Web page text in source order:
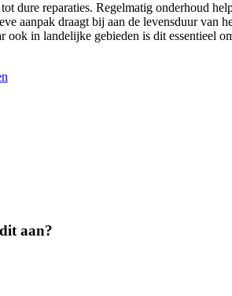
reparaties. Regelmatig onderhoud
aanpak draagt bij aan de levensduur van
in landelijke gebieden is dit essentieel
aan?